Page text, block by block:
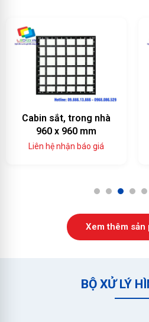
Cabin sắt, trong nhà
960 x 960 mm
Liên hệ nhận báo giá
1 2 3 4 5
Xem thêm sản
BỘ XỬ LÝ